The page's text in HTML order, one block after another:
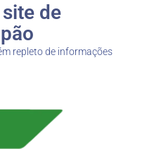
de
repleto de informações